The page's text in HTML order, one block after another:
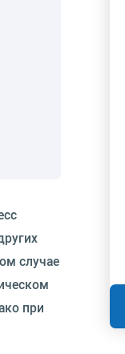
случае
при